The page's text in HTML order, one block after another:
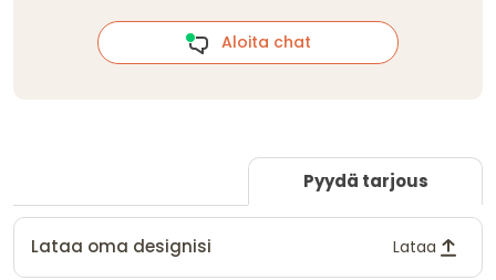
Aloita chat
Pyydä tarjous
Lataa oma designisi Lataa